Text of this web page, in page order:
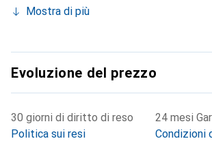
Mostra di più
Evoluzione del prezzo
30 giorni di diritto di reso
Politica sui resi
24 mesi
Condizioni